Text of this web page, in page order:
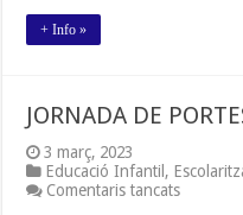
+ Info »
JORNADA DE
3 març, 2023
Educació Infantil,
Comentaris tancatsa